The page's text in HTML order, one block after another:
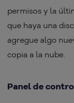
permisos y la
que haya una
agregue algo
copia a la nube.
Panel de